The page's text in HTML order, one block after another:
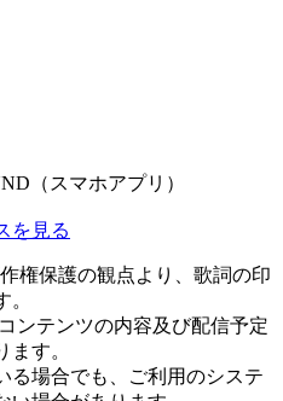
（スマホアプリ）
を見る
権保護の観点より、歌詞の印
ンテンツの内容及び配信予定
す。
る場合でも、ご利用のシステ